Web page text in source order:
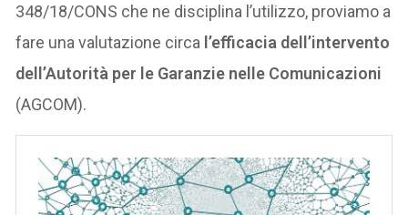
348/18/CONS che ne disciplina l’utilizzo, proviamo a
fare una valutazione circa l’efficacia dell’intervento
dell’Autorità per le Garanzie nelle Comunicazioni
(AGCOM).